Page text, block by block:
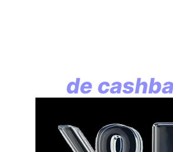
de